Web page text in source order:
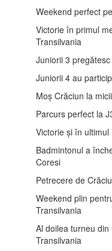
Weekend perfect
Victorie în primul
Transilvania
Juniorii 3
Juniorii 4 au
Moș Crăciun la
Parcurs perfect la
Victorie și în
Badmintonul a
Coresi
Petrecere de
Weekend plin
Transilvania
Al doilea turneu
Transilvania